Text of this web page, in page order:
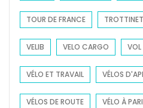
TOUR DE FRANCE
VELIB VELO CARGO VOL
VÉLO ET TRAVAIL VÉLOS
VÉLOS DE ROUTE VÉLO À